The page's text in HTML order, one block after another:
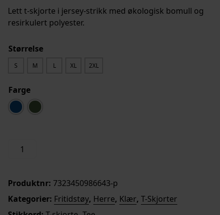
Lett t-skjorte i jersey-strikk med økologisk bomull og
resirkulert polyester.
Størrelse
S M L XL 2XL
Farge
1960
Shirt
antall
Produktnr: 7323450986643-p
Kategorier: Fritidstøy, Herre, Klær, T-Skjorter